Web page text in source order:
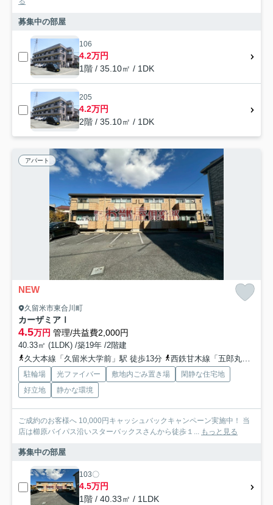
募集中の部屋
106
4.2万円
1階 / 35.10㎡ / 1DK
205
4.2万円
2階 / 35.10㎡ / 1DK
アパート
NEW
久留米市東合川町
カーザミアⅠ
4.5万円 管理/共益費2,000円
40.33㎡ (1LDK) /築19年 /2階建
久大本線「久留米大学前」駅 徒歩13分
西鉄甘木線「五郎丸」駅 徒歩29分
駐輪場 光ファイバー 敷地内ごみ置き場
閑静な住宅地
好立地
静かな環境
ご成約のお客様へ 10,000円キャッシュバックキャンペーン実施中！ 当
店は櫛原バイパス沿いスターバックスさんから徒歩１... もっと見る
募集中の部屋
103〇
4.5万円
1階 / 40.33㎡ / 1LDK